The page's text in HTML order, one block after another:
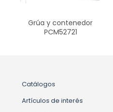
Grúa y contenedor
PCM52721
Catálogos
Artículos de interés